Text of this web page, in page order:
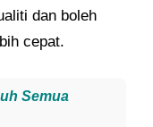
dan boleh
cepat.
Semua